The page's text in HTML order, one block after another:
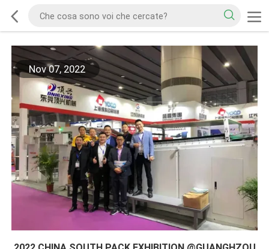
Nov 07, 2022